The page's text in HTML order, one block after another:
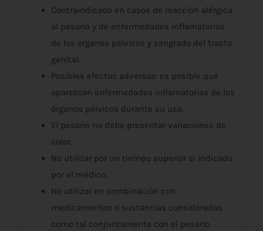
Contraindicado en casos de reacción alérgica
al pesario y de enfermedades inflamatorias
de los órganos pélvicos y sangrado del tracto
genital.
Posibles efectos adversos: es posible que
aparezcan enfermedades inflamatorias de los
órganos pélvicos durante su uso.
El pesario no debe presentar variaciones de
color.
No utilizar por un tiempo superior al indicado
por el médico.
No utilizar en combinación con
medicamentos o sustancias consideradas
como tal conjuntamente con el pesario.